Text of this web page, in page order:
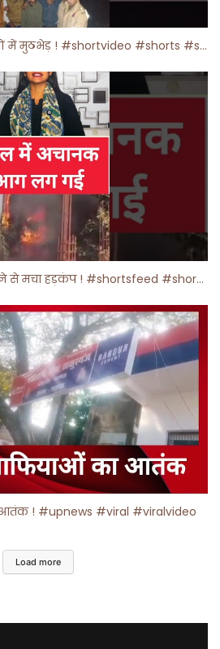
पुलिस और गौकशी आरोपियों में मुठभेड़ ! #shortvideo #shorts #shortsfeed
होतक में अचानक आग लगने से मचा हड़कंप ! #shortsfeed #shorts #viralshorts
! #upnews #viral #viralvideo
Load more